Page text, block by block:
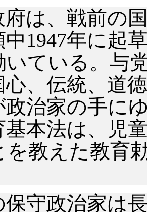
は、戦前の
中1947年に起
いている。与
心、伝統、道
政治家の手に
基本法は、児
を教えた教育
守政治家は